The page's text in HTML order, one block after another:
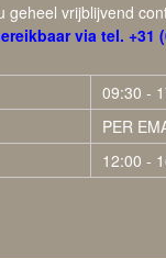
vrijblijvend
via tel. +31
09:30 -
PER
12:00 -